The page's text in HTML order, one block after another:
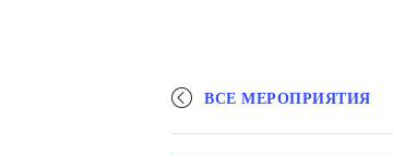
ВСЕ МЕРОПРИЯТИЯ